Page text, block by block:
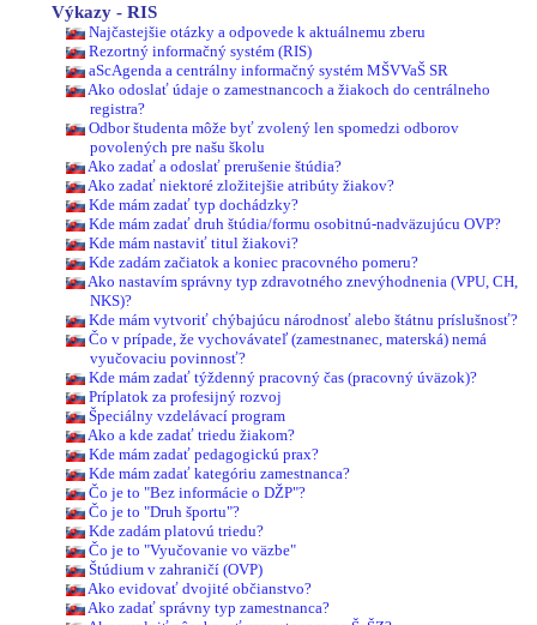
Výkazy - RIS
Najčastejšie otázky a odpovede k aktuálnemu zberu
Rezortný informačný systém (RIS)
aScAgenda a centrálny informačný systém MŠVVaŠ SR
Ako odoslať údaje o zamestnancoch a žiakoch do centrálneho
registra?
Odbor študenta môže byť zvolený len spomedzi odborov
povolených pre našu školu
Ako zadať a odoslať prerušenie štúdia?
Ako zadať niektoré zložitejšie atribúty žiakov?
Kde mám zadať typ dochádzky?
Kde mám zadať druh štúdia/formu osobitnú-nadväzujúcu OVP?
Kde mám nastaviť titul žiakovi?
Kde zadám začiatok a koniec pracovného pomeru?
Ako nastavím správny typ zdravotného znevýhodnenia (VPU, CH,
NKS)?
Kde mám vytvoriť chýbajúcu národnosť alebo štátnu príslušnosť?
Čo v prípade, že vychovávateľ (zamestnanec, materská) nemá
vyučovaciu povinnosť?
Kde mám zadať týždenný pracovný čas (pracovný úväzok)?
Príplatok za profesijný rozvoj
Špeciálny vzdelávací program
Ako a kde zadať triedu žiakom?
Kde mám zadať pedagogickú prax?
Kde mám zadať kategóriu zamestnanca?
Čo je to "Bez informácie o DŽP"?
Čo je to "Druh športu"?
Kde zadám platovú triedu?
Čo je to "Vyučovanie vo väzbe"
Štúdium v zahraničí (OVP)
Ako evidovať dvojité občianstvo?
Ako zadať správny typ zamestnanca?